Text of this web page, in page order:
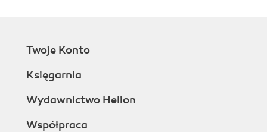
Twoje Konto
Księgarnia
Wydawnictwo Helion
Współpraca